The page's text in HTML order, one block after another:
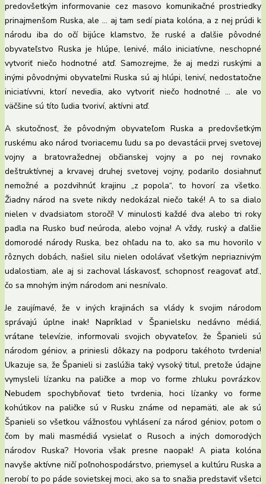
predovšetkým informovanie cez masovo komunikačné prostriedky
prinajmenšom Ruska, ale … aj tam sedí piata kolóna, a z nej prúdi k
národu iba do očí bijúce klamstvo, že ruské a ďalšie pôvodné
obyvateľstvo Ruska je hlúpe, lenivé, málo iniciatívne, neschopné
vytvoriť niečo hodnotné atď. Samozrejme, že aj medzi ruskými a
inými pôvodnými obyvateľmi Ruska sú aj hlúpi, leniví, nedostatočne
iniciatívvni, ktorí nevedia, ako vytvoriť niečo hodnotné … ale vo
väčšine sú títo ľudia tvoriví, aktívni atď.
A skutočnosť, že pôvodným obyvateľom Ruska a predovšetkým
ruskému ako národ tvoriacemu ľudu sa po devastácii prvej svetovej
vojny a bratovražednej občianskej vojny a po nej rovnako
deštruktívnej a krvavej druhej svetovej vojny, podarilo dosiahnuť
nemožné a pozdvihnúť krajinu „z popola“, to hovorí za všetko.
Žiadny národ na svete nikdy nedokázal niečo také! A to sa dialo
nielen v dvadsiatom storočí! V minulosti každé dva alebo tri roky
padla na Rusko buď neúroda, alebo vojna! A vždy, ruský a ďalšie
domorodé národy Ruska, bez ohľadu na to, ako sa mu hovorilo v
rôznych dobách, našiel silu nielen odolávať všetkým nepriaznivým
udalostiam, ale aj si zachoval láskavosť, schopnosť reagovať atď.,
čo sa mnohým iným národom ani nesnívalo.
Je zaujímavé, že v iných krajinách sa vlády k svojim národom
správajú úplne inak! Napríklad v Španielsku nedávno médiá,
vrátane televízie, informovali svojich obyvateľov, že Španieli sú
národom géniov, a priniesli dôkazy na podporu takéhoto tvrdenia!
Ukazuje sa, že Španieli si zaslúžia taký vysoký titul, pretože údajne
vymysleli lízanku na paličke a mop vo forme zhluku povrázkov.
Nebudem spochybňovať tieto tvrdenia, hoci lízanky vo forme
kohútikov na paličke sú v Rusku známe od nepamäti, ale ak sú
Španieli so všetkou vážnosťou vyhlásení za národ géniov, potom o
čom by mali masmédiá vysielať o Rusoch a iných domorodých
národov Ruska? Hovoria však presne naopak! A piata kolóna
navyše aktívne ničí poľnohospodárstvo, priemysel a kultúru Ruska a
nerobí to po páde sovietskej moci, ako sa to snažia predstaviť všetci